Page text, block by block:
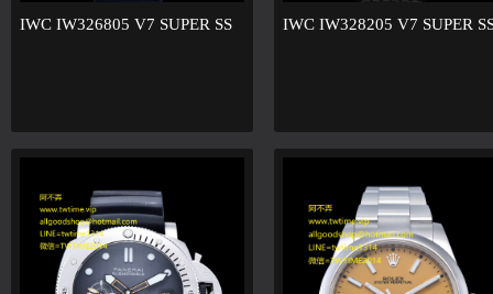
IWC IW326805 V7 SUPER SS IWC IW328205 V7 SUPER